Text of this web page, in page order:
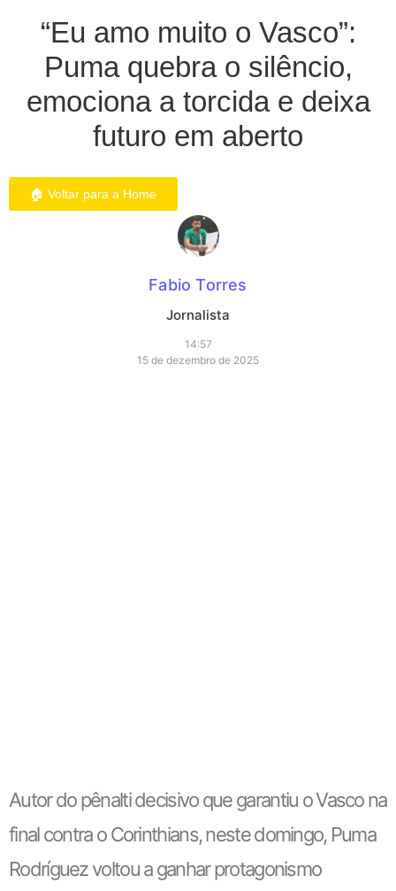
“Eu amo muito o Vasco”:
Puma quebra o silêncio,
emociona a torcida e deixa
futuro em aberto
🏠 Voltar para a Home
Fabio Torres
Jornalista
14:57
15 de dezembro de 2025
Autor do pênalti decisivo que garantiu o Vasco na
final contra o Corinthians, neste domingo, Puma
Rodríguez voltou a ganhar protagonismo